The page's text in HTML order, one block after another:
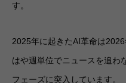
す。
2025年に起きたAI革命は
はや週単位でニュースを追わ
フェーズに突入しています。